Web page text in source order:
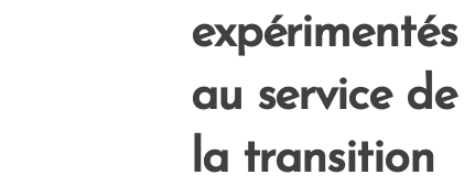
expérimentés
au service de
la transition